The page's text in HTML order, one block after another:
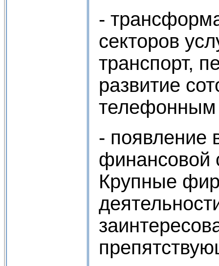
-
секторов
транспорт,
развитие
- появление
финансовой
Крупные